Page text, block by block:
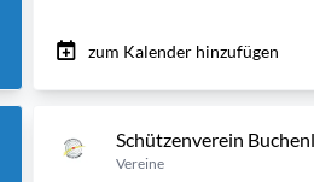
zum Kalender hinzufügen
Schützenverein
Vereine